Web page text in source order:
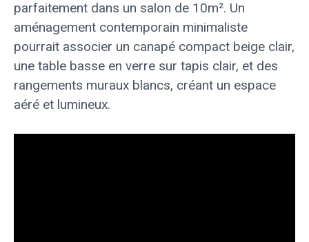
parfaitement dans un salon de 10m². Un
aménagement contemporain minimaliste
pourrait associer un canapé compact beige clair,
une table basse en verre sur tapis clair, et des
rangements muraux blancs, créant un espace
aéré et lumineux.